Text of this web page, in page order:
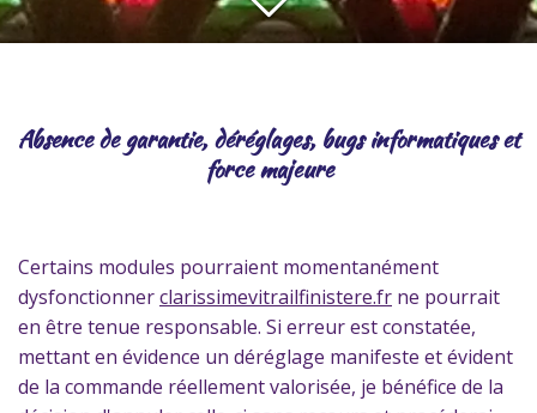
Absence de garantie, déréglages, bugs informatiques et
force majeure
Certains modules pourraient momentanément
dysfonctionnerclarissimevitrailfinistere.fr ne pourrait
en être tenue responsable. Si erreur est constatée,
mettant en évidence un déréglage manifeste et évident
de la commande réellement valorisée, je bénéfice de la